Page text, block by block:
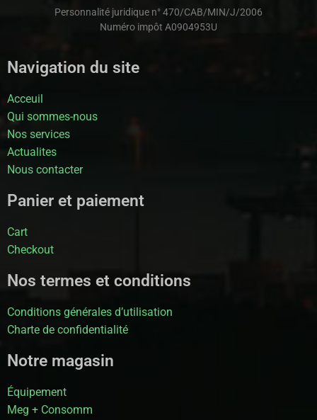
Personnalité juridique n° 470/CAB/MIN/J/2006
Numéro impôt A0904953U
Navigation du site
Acceuil
Qui sommes-nous
Nos services
Actualites
Nous contacter
Panier et paiement
Cart
Checkout
Nos termes et conditions
Conditions générales d’utilisation
Charte de confidentialité
Notre magasin
Équipement
Meg + Consomm